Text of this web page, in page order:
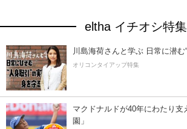
eltha イチオシ特集
川島海荷さんと学ぶ 日常に潜む
オリコンタイアップ特集
マクドナルドが40年にわたり支
園」